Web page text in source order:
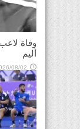
وفاة
أليم
08/02